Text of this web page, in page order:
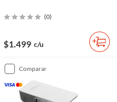
(0)
$1.499 c/u
comparar